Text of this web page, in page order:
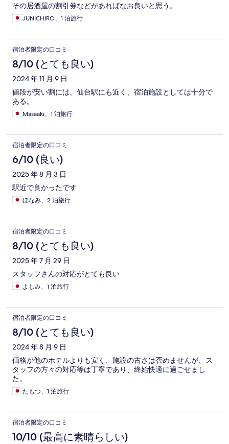
その居酒屋の割引券などがあればなお良いと思う。
JUNICHIRO、1 泊旅行
宿泊者限定の口コミ
8/10 (とても良い)
2024 年 11 月 9 日
値段が安い割には、仙台駅にも近く、宿泊施設としては十分で
ある。
Masaaki、1 泊旅行
宿泊者限定の口コミ
6/10 (良い)
2025 年 8 月 3 日
駅近で良かったです
ほなみ、2 泊旅行
宿泊者限定の口コミ
8/10 (とても良い)
2025 年 7 月 29 日
スタッフさんの対応がとても良い
よしみ、1 泊旅行
宿泊者限定の口コミ
8/10 (とても良い)
2024 年 8 月 9 日
価格が他のホテルよりも安く、施設の古さは否めませんが、ス
タッフの方々の対応等は丁寧であり、終始快適に過ごせまし
た。
たもつ、1 泊旅行
宿泊者限定の口コミ
10/10 (最高に素晴らしい)